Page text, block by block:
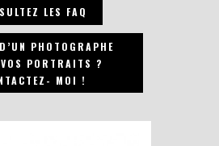
LES FAQ
PHOTOGRAPHE
PORTRAITS ?
MOI !